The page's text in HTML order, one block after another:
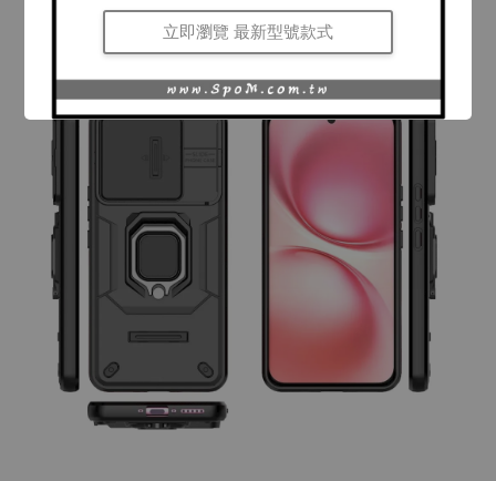
立即瀏覽 最新型號款式